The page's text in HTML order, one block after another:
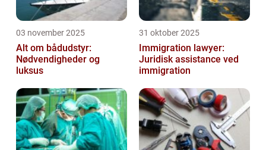
03 november 2025
Alt om bådudstyr:
Nødvendigheder og
luksus
31 oktober 2025
Immigration lawyer:
Juridisk assistance ved
immigration